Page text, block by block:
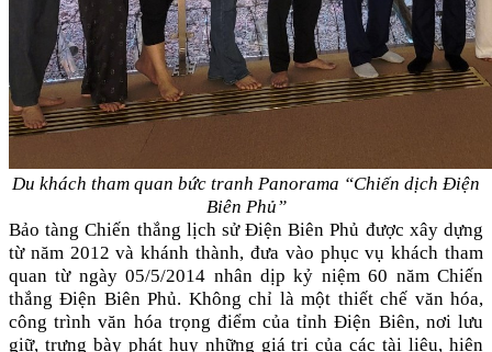
Du khách tham quan bức tranh Panorama “Chiến dịch Điện
Biên Phủ”
Bảo tàng Chiến thắng lịch sử Điện Biên Phủ được xây dựng
từ năm 2012 và khánh thành, đưa vào phục vụ khách tham
quan từ ngày 05/5/2014 nhân dịp kỷ niệm 60 năm Chiến
thắng Điện Biên Phủ. Không chỉ là một thiết chế văn hóa,
công trình văn hóa trọng điểm của tỉnh Điện Biên, nơi lưu
giữ, trưng bày phát huy những giá trị của các tài liệu, hiện